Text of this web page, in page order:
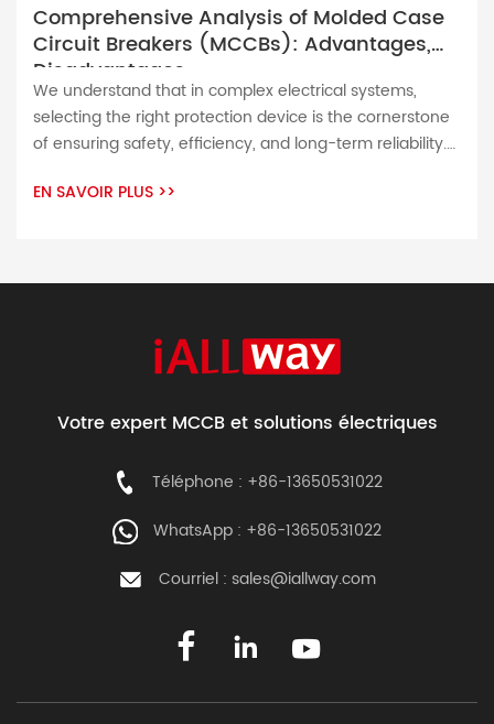
Comprehensive Analysis of Molded Case
Circuit Breakers (MCCBs): Advantages,
Disadvantages
We understand that in complex electrical systems,
selecting the right protection device is the cornerstone
of ensuring safety, efficiency, and long-term reliability.
Breakers (MCCBs), we are committed to providing you
EN SAVOIR PLUS >>
Votre expert MCCB et solutions électriques
Téléphone : +86-13650531022
WhatsApp : +86-13650531022
Courriel : sales@iallway.com